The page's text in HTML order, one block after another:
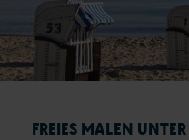
FREIES MALEN